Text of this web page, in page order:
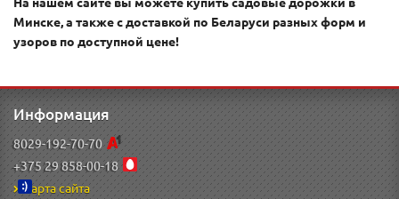
Минске, а также с доставкой по Беларуси разных форм и
узоров по доступной цене!
Информация
8029-192-70-70
+375 29 858-00-18
Карта сайта